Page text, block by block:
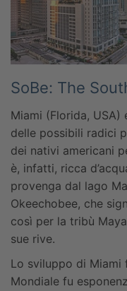
SoBe: The
Miami (Florida,
delle possibili radici
dei nativi americani
è, infatti, ricca
provenga dal lago
Okeechobee, che
così per la tribù
sue rive.
Lo sviluppo di Miami
Mondiale fu